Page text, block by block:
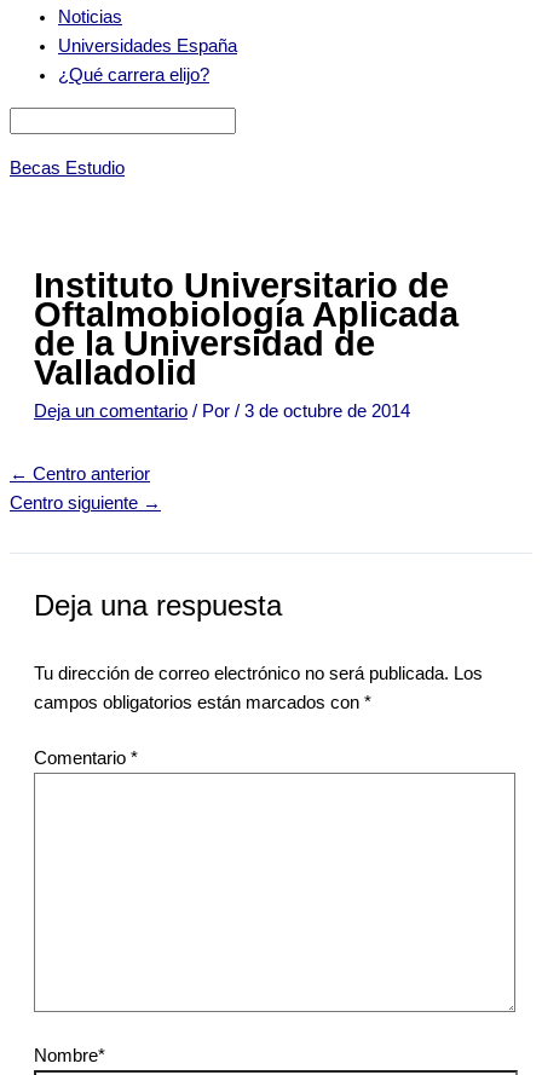
Noticias
Universidades España
¿Qué carrera elijo?
Becas Estudio
Instituto Universitario de
Oftalmobiología Aplicada
de la Universidad de
Valladolid
Deja un comentario / Por / 3 de octubre de 2014
← Centro anterior
Centro siguiente →
Deja una respuesta
Tu dirección de correo electrónico no será publicada. Los
campos obligatorios están marcados con *
Comentario *
Nombre*